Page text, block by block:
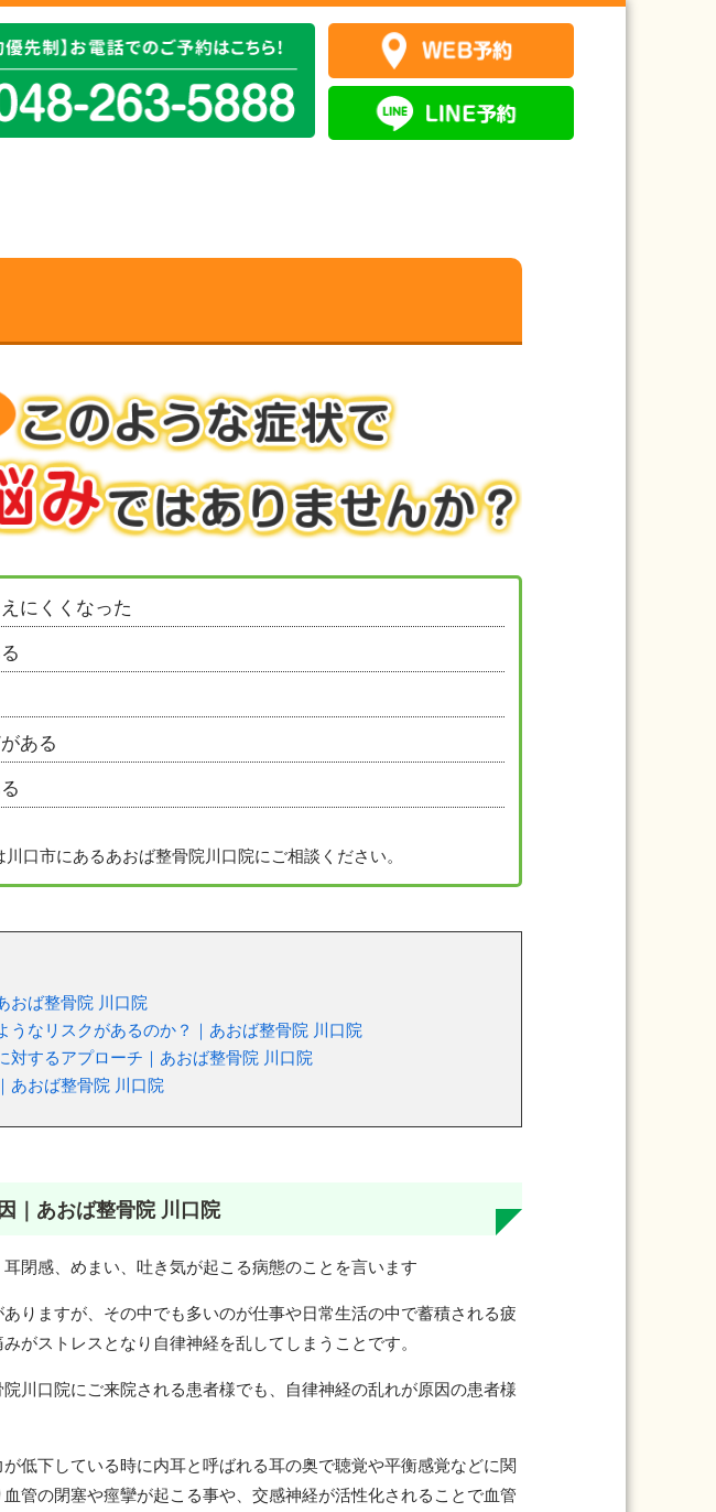
にくくなった
ある
口市にあるあおば整骨院川口院にご相談ください。
おば整骨院 川口院
うなリスクがあるのか？｜あおば整骨院 川口院
対するアプローチ｜あおば整骨院 川口院
あおば整骨院 川口院
｜あおば整骨院 川口院
耳閉感、めまい、吐き気が起こる病態のことを言います
りますが、その中でも多いのが仕事や日常生活の中で蓄積される疲
がストレスとなり自律神経を乱してしまうことです。
川口院にご来院される患者様でも、自律神経の乱れが原因の患者様
低下している時に内耳と呼ばれる耳の奥で聴覚や平衡感覚などに関
管の閉塞や痙攣が起こる事や、交感神経が活性化されることで血管